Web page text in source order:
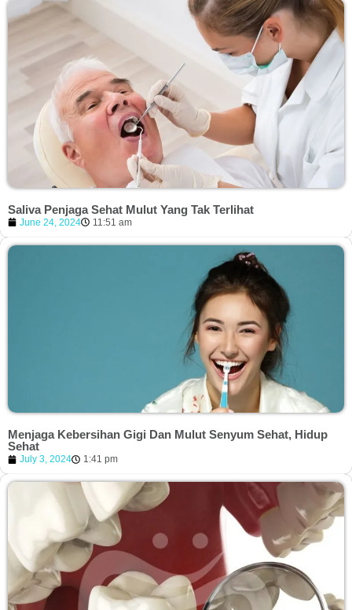
Saliva Penjaga Sehat Mulut Yang Tak Terlihat
June 24, 2024 11:51 am
Menjaga Kebersihan Gigi Dan Mulut Senyum Sehat, Hidup
Sehat
July 3, 2024 1:41 pm